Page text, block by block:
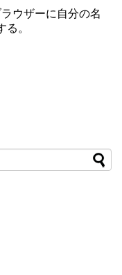
ウザーに自分の名
。